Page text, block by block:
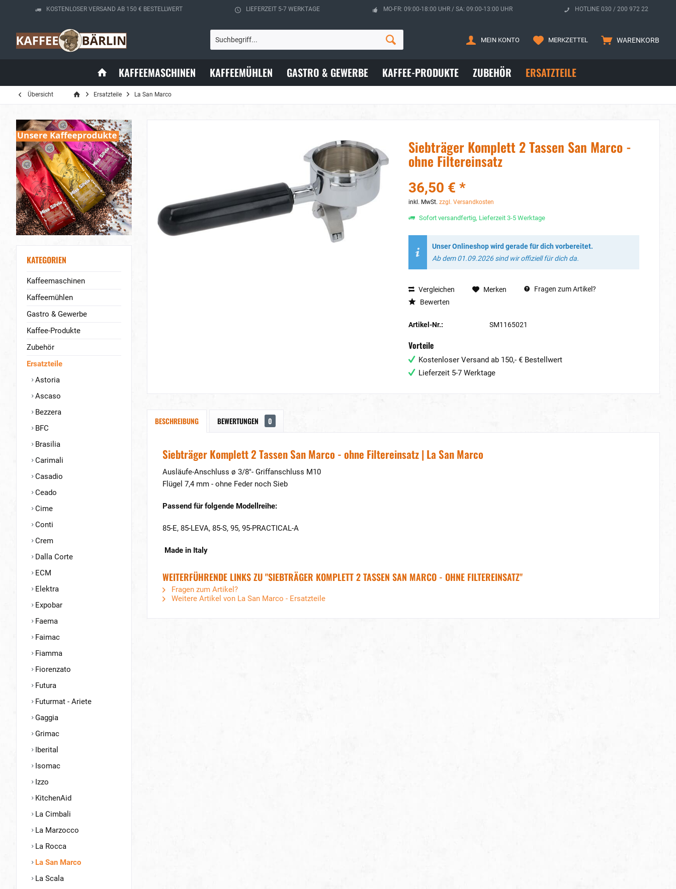
KOSTENLOSER VERSAND AB 150 € BESTELLWERT LIEFERZEIT 5-7 WERKTAGE MO-FR: 09:00-18:00 UHR / SA: 09:00-13:00 UHR HOTLINE 030 / 200 972 22
WARENKORB
MERKZETTEL
MEIN KONTO
KAFFEEMASCHINEN KAFFEEMÜHLEN GASTRO & GEWERBE KAFFEE-PRODUKTE ZUBEHÖR ERSATZTEILE
Übersicht Ersatzteile La San Marco
KATEGORIEN
Kaffeemaschinen
Kaffeemühlen
Gastro & Gewerbe
Kaffee-Produkte
Zubehör
Ersatzteile
Astoria
Ascaso
Bezzera
BFC
Brasilia
Carimali
Casadio
Ceado
Cime
Conti
Crem
Dalla Corte
ECM
Elektra
Expobar
Faema
Faimac
Fiamma
Fiorenzato
Futura
Futurmat - Ariete
Gaggia
Grimac
Iberital
Isomac
Izzo
KitchenAid
La Cimbali
La Marzocco
La Rocca
La San Marco
La Scala
Siebträger Komplett 2 Tassen San Marco -
ohne Filtereinsatz
36,50 € *
inkl. MwSt. zzgl. Versandkosten
Sofort versandfertig, Lieferzeit 3-5 Werktage
Unser Onlineshop wird gerade für dich vorbereitet.
Ab dem 01.09.2026 sind wir offiziell für dich da.
Vergleichen Merken
Fragen zum Artikel?
Bewerten
Artikel-Nr.: SM1165021
Vorteile
Kostenloser Versand ab 150,- € Bestellwert
Lieferzeit 5-7 Werktage
BESCHREIBUNG BEWERTUNGEN 0
Siebträger Komplett 2 Tassen San Marco - ohne Filtereinsatz | La San Marco
Ausläufe-Anschluss ø 3/8"- Griffanschluss M10
Flügel 7,4 mm - ohne Feder noch Sieb
Passend für folgende Modellreihe:
85-E, 85-LEVA, 85-S, 95, 95-PRACTICAL-A
Made in Italy
WEITERFÜHRENDE LINKS ZU "SIEBTRÄGER KOMPLETT 2 TASSEN SAN MARCO - OHNE FILTEREINSATZ"
Fragen zum Artikel?
Weitere Artikel von La San Marco - Ersatzteile